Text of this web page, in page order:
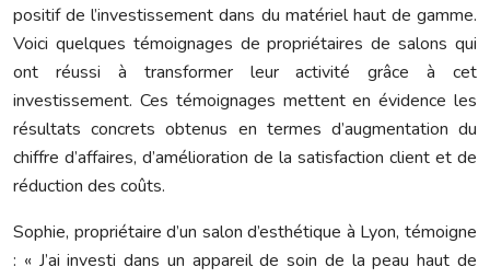
positif de l’investissement dans du matériel haut de gamme.
Voici quelques témoignages de propriétaires de salons qui
ont réussi à transformer leur activité grâce à cet
investissement. Ces témoignages mettent en évidence les
résultats concrets obtenus en termes d’augmentation du
chiffre d’affaires, d’amélioration de la satisfaction client et de
réduction des coûts.
Sophie, propriétaire d’un salon d’esthétique à Lyon, témoigne
: « J’ai investi dans un appareil de soin de la peau haut de